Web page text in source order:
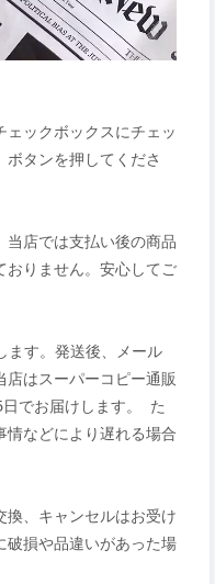
ックボックスにチェッ
タンを押してくださ
店では支払い後の商品
おりません。安心してご
ます。発送後、メール
はスーパーコピー通販
でお届けします。 た
情などにより遅れる場合
換、キャンセルはお受け
破損や品違いがあった場